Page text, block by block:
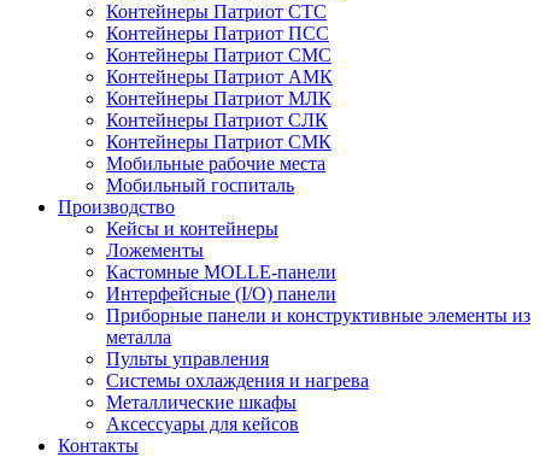
Контейнеры Патриот СТС
Контейнеры Патриот ПСС
Контейнеры Патриот СМС
Контейнеры Патриот АМК
Контейнеры Патриот МЛК
Контейнеры Патриот СЛК
Контейнеры Патриот СМК
Мобильные рабочие места
Мобильный госпиталь
Производство
Кейсы и контейнеры
Ложементы
Кастомные MOLLE-панели
Интерфейсные (I/O) панели
Приборные панели и конструктивные элементы из
металла
Пульты управления
Системы охлаждения и нагрева
Металлические шкафы
Аксессуары для кейсов
Контакты